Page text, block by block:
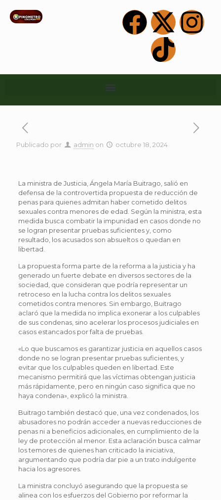
Publicado por admin on octubre 18, 2024
La ministra de Justicia, Ángela María Buitrago, salió en
defensa de la controvertida propuesta de reducción de
penas para quienes admitan haber cometido delitos
sexuales contra menores de edad. Según la ministra, esta
medida busca combatir la impunidad en casos donde no
se logran presentar pruebas suficientes y, como
resultado, los acusados son absueltos o quedan en
libertad.
La propuesta forma parte de la reforma a la justicia y ha
generado un fuerte debate en diversos sectores de la
sociedad, que consideran que podría representar un
retroceso en la lucha contra los delitos sexuales
cometidos contra menores. Sin embargo, Buitrago
aclaró que la medida no implica exonerar a los culpables
de sus condenas, sino acelerar los procesos judiciales en
casos estancados por falta de pruebas.
«Lo que buscamos es garantizar justicia en aquellos casos
donde no se logran presentar pruebas suficientes, y
evitar que los culpables queden en libertad. Este
mecanismo permitirá que las víctimas obtengan justicia
más rápidamente, pero en ningún caso significa que no
haya condena», explicó la ministra.
Buitrago también destacó que, una vez condenados, los
abusadores no podrán acceder a nuevas reducciones de
penas ni a beneficios adicionales, en cumplimiento de la
ley de protección al menor. Esta aclaración busca calmar
los temores de quienes han criticado la iniciativa,
argumentando que podría dar pie a un trato indulgente
hacia los agresores.
La ministra concluyó asegurando que la propuesta se
alinea con los esfuerzos del Gobierno por reformar la